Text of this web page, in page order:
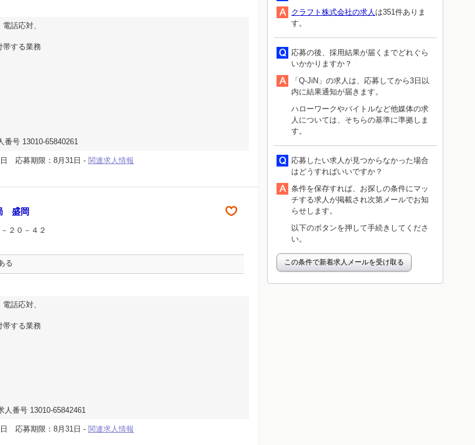
話応対、
帯する業務
番号 13010-65840261
応募期限：8月31日 - 関連求人情報
盛岡
２０－４２
る
話応対、
帯する業務
人番号 13010-65842461
応募期限：8月31日 - 関連求人情報
クラフト株式会社の求人 は351件ありま
す。
応募の後、採用結果が届くまでどれぐら
いかかりますか？
「Q-JiN」の求人は、応募してから3日以
内に結果通知が届きます。
ハローワークやバイトルなど他媒体の求
人については、そちらの基準に準拠しま
す。
応募したい求人が見つからなかった場合
はどうすればいいですか？
条件を保存すれば、お探しの条件にマッ
チする求人が掲載され次第メールでお知
らせします。
以下のボタンを押して手続きしてくださ
い。
この条件で新着求人メールを受け取る